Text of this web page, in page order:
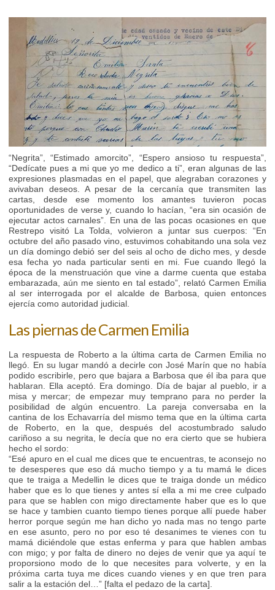
“Negrita”, “Estimado amorcito”, “Espero ansioso tu respuesta”,
“Dedícate pues a mi que yo me dedico a ti”, eran algunas de las
expresiones plasmadas en el papel, que alegraban corazones y
avivaban deseos. A pesar de la cercanía que transmiten las
cartas, desde ese momento los amantes tuvieron pocas
oportunidades de verse y, cuando lo hacían, “era sin ocasión de
ejecutar actos carnales”. En una de las pocas ocasiones en que
Restrepo visitó La Tolda, volvieron a juntar sus cuerpos: “En
octubre del año pasado vino, estuvimos cohabitando una sola vez
un día domingo debió ser del seis al ocho de dicho mes, y desde
esa fecha yo nada particular senti en mi. Fue cuando llegó la
época de la menstruación que vine a darme cuenta que estaba
embarazada, aún me siento en tal estado”, relató Carmen Emilia
al ser interrogada por el alcalde de Barbosa, quien entonces
ejercía como autoridad judicial.
Las piernas de Carmen Emilia
La respuesta de Roberto a la última carta de Carmen Emilia no
llegó. En su lugar mandó a decirle con José Marín que no había
podido escribirle, pero que bajara a Barbosa que él iba para que
hablaran. Ella aceptó. Era domingo. Día de bajar al pueblo, ir a
misa y mercar; de empezar muy temprano para no perder la
posibilidad de algún encuentro. La pareja conversaba en la
cantina de los Echavarría del mismo tema que en la última carta
de Roberto, en la que, después del acostumbrado saludo
cariñoso a su negrita, le decía que no era cierto que se hubiera
hecho el sordo:
“Esé apuro en el cual me dices que te encuentras, te aconsejo no
te desesperes que eso dá mucho tiempo y a tu mamá le dices
que te traiga a Medellin le dices que te traiga donde un médico
haber que es lo que tienes y antes sí ella a mi me cree culpado
para que se hablen con migo directamente haber que es lo que
se hace y tambien cuanto tiempo tienes porque allí puede haber
herror porque según me han dicho yo nada mas no tengo parte
en ese asunto, pero no por eso té desanimes te vienes con tu
mamá diciéndole que estas enferma y para que hablen ambas
con migo; y por falta de dinero no dejes de venir que ya aquí te
proporsiono modo de lo que necesites para volverte, y en la
próxima carta tuya me dices cuando vienes y en que tren para
salir a la estación del…” [falta el pedazo de la carta].